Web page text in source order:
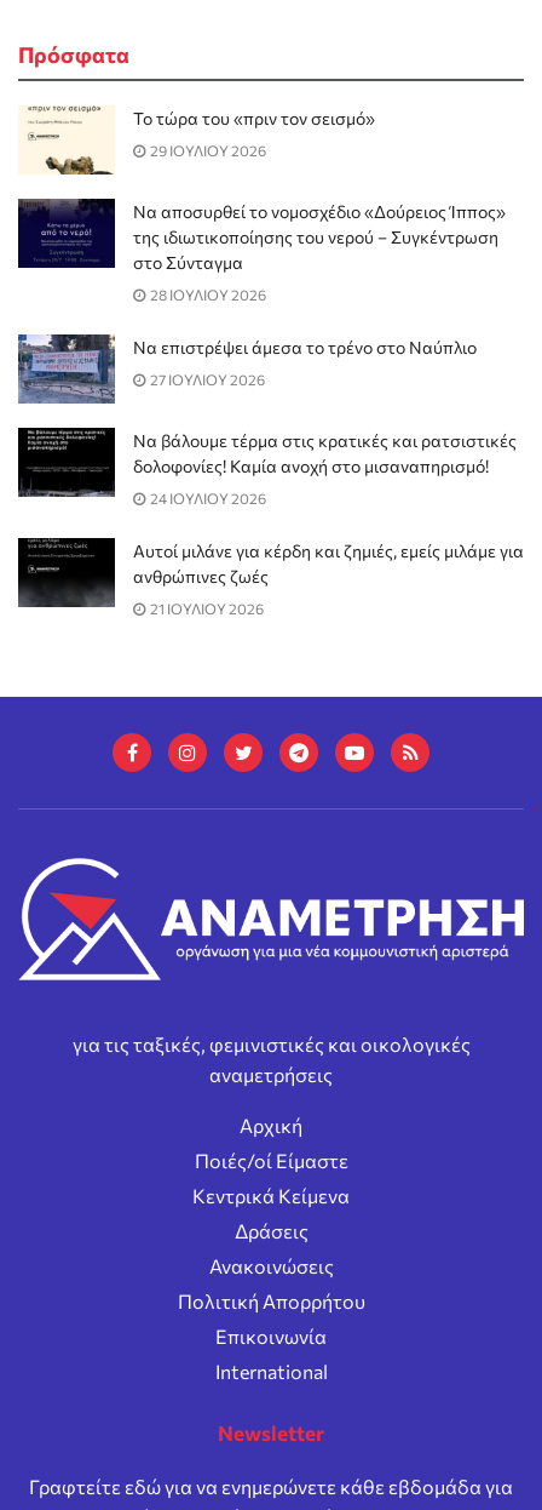
Πρόσφατα
Το τώρα του «πριν τον σεισμό»
29 ΙΟΥΛΙΟΥ 2026
Να αποσυρθεί το νομοσχέδιο «Δούρειος Ίππος»
της ιδιωτικοποίησης του νερού – Συγκέντρωση
στο Σύνταγμα
28 ΙΟΥΛΙΟΥ 2026
Να επιστρέψει άμεσα το τρένο στο Ναύπλιο
27 ΙΟΥΛΙΟΥ 2026
Να βάλουμε τέρμα στις κρατικές και ρατσιστικές
δολοφονίες! Καμία ανοχή στο μισαναπηρισμό!
24 ΙΟΥΛΙΟΥ 2026
Αυτοί μιλάνε για κέρδη και ζημιές, εμείς μιλάμε για
ανθρώπινες ζωές
21 ΙΟΥΛΙΟΥ 2026
για τις ταξικές, φεμινιστικές και οικολογικές
αναμετρήσεις
Αρχική
Ποιές/οί Είμαστε
Κεντρικά Κείμενα
Δράσεις
Ανακοινώσεις
Πολιτική Απορρήτου
Επικοινωνία
International
Newsletter
Γραφτείτε εδώ για να ενημερώνετε κάθε εβδομάδα για